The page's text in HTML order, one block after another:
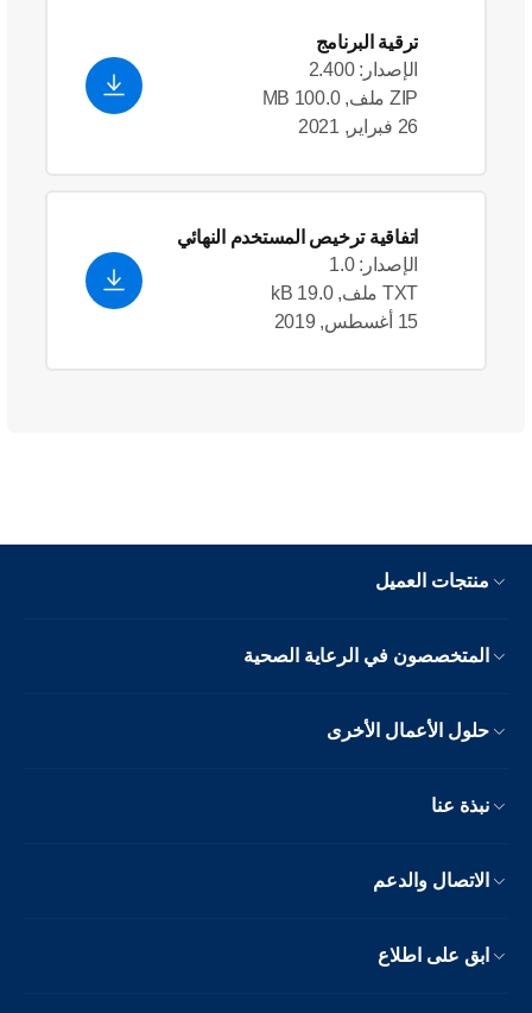
ترقية البرنامج
الإصدار: 2.400
ZIP ملف, 100.0 MB
26 فبراير, 2021
اتفاقية ترخيص المستخدم النهائي
الإصدار: 1.0
TXT ملف, 19.0 kB
15 أغسطس, 2019
منتجات العميل
المتخصصون في الرعاية الصحية
حلول الأعمال الأخرى
نبذة عنا
الاتصال والدعم
ابق على اطلاع